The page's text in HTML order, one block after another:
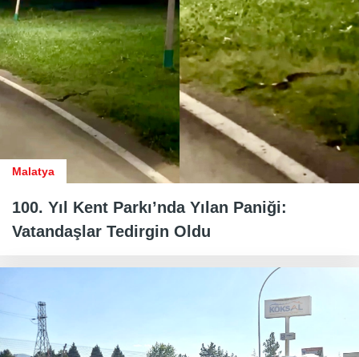
Malatya
100. Yıl Kent Parkı’nda Yılan Paniği:
Vatandaşlar Tedirgin Oldu